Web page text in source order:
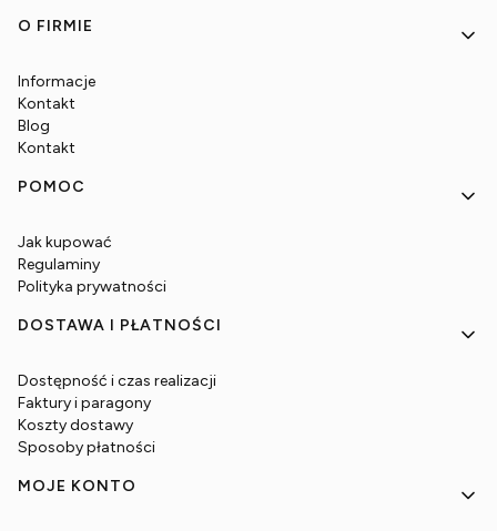
Linki w stopce
O FIRMIE
Informacje
Kontakt
Blog
Kontakt
POMOC
Jak kupować
Regulaminy
Polityka prywatności
DOSTAWA I PŁATNOŚCI
Dostępność i czas realizacji
Faktury i paragony
Koszty dostawy
Sposoby płatności
MOJE KONTO